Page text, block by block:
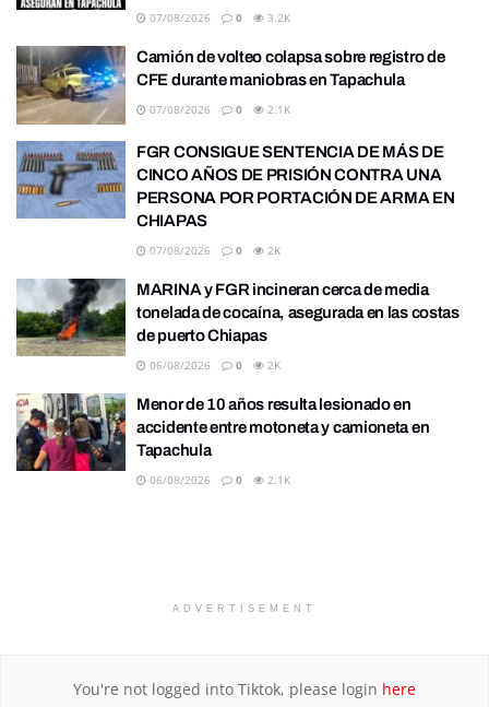
07/08/2026 0 3.2K
Camión de volteo colapsa sobre registro de
CFE durante maniobras en Tapachula
07/08/2026 0 2.1K
FGR CONSIGUE SENTENCIA DE MÁS DE
CINCO AÑOS DE PRISIÓN CONTRA UNA
PERSONA POR PORTACIÓN DE ARMA EN
CHIAPAS
07/08/2026 0 2K
MARINA y FGR incineran cerca de media
tonelada de cocaína, asegurada en las costas
de puerto Chiapas
06/08/2026 0 2K
Menor de 10 años resulta lesionado en
accidente entre motoneta y camioneta en
Tapachula
06/08/2026 0 2.1K
ADVERTISEMENT
You're not logged into Tiktok, please login here